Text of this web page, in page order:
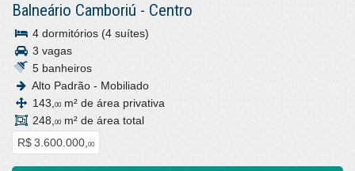
Balneário Camboriú - Centro
4 dormitórios (4 suítes)
3 vagas
5 banheiros
Alto Padrão - Mobiliado
143, 00 m² de área privativa
248, 00 m² de área total
R$ 3.600.000, 00